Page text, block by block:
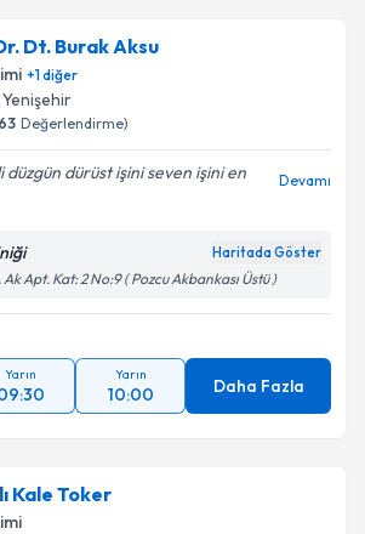
Dt. Burak Aksu
+1diğer
Yenişehir
Değerlendirme)
dürüst işini seven işini en
Devamı
Haritada Göster
Apt. Kat: 2 No:9 ( Pozcu Akbankası Üstü )
Yarın Yarın
10:00 Daha Fazla
Kale Toker